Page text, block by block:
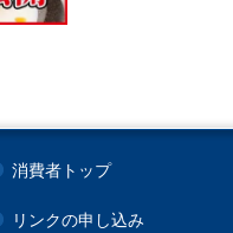
消費者トップ
リンクの申し込み